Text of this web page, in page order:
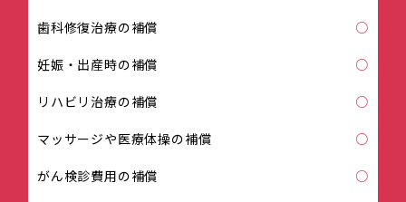
歯科修復治療の補償 ○
妊娠・出産時の補償 ○
リハビリ治療の補償 ○
マッサージや医療体操の補償 ○
がん検診費用の補償 ○